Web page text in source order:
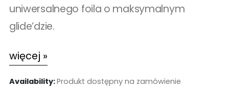
uniwersalnego foila o maksymalnym
glide’dzie.
więcej »
Availability:Produkt dostępny na zamówienie